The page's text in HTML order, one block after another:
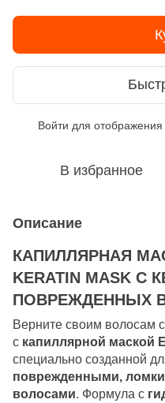
Войти для отображения
В избранное
Описание
КАПИЛЛЯРНАЯ
KERATIN MASK С
ПОВРЕЖДЕННЫХ
Верните своим волосам
с капиллярной маской
специально созданной
поврежденными,
волосами. Формула с